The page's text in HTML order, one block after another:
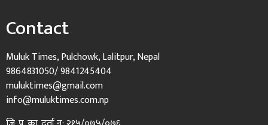
Contact
Muluk Times, Pulchowk, Lalitpur, Nepal
9864831050/ 9841245404
muluktimes@gmail.com
info@muluktimes.com.np